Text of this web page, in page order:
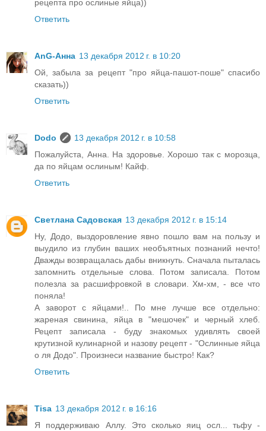
рецепта про ослиные яйца))
Ответить
AnG-Анна 13 декабря 2012 г. в 10:20
Ой, забыла за рецепт "про яйца-пашот-поше" спасибо
сказать))
Ответить
Dodo
13 декабря 2012 г. в 10:58
Пожалуйста, Анна. На здоровье. Хорошо так с морозца,
да по яйцам ослиным! Кайф.
Ответить
Светлана Садовская 13 декабря 2012 г. в 15:14
Ну, Додо, выздоровление явно пошло вам на пользу и
выудило из глубин ваших необъятных познаний нечто!
Дважды возвращалась дабы вникнуть. Сначала пыталась
запомнить отдельные слова. Потом записала. Потом
полезла за расшифровкой в словари. Хм-хм, - все что
поняла!
А заворот с яйцами!.. По мне лучше все отдельно:
жареная свинина, яйца в "мешочек" и черный хлеб.
Рецепт записала - буду знакомых удивлять своей
крутизной кулинарной и назову рецепт - "Ослинные яйца
о ля Додо". Произнеси название быстро! Как?
Ответить
Tisa 13 декабря 2012 г. в 16:16
Я поддерживаю Аллу. Это сколько яиц осл... тьфу -